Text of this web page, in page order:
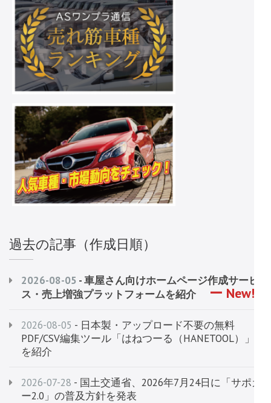
過去の記事（作成日順）
2026-07-28 - 国土交通省、2026年7月24日に「サポカ
ー2.0」の普及方針を発表
2026-08-05 - 日本製・アップロード不要の無料
PDF/CSV編集ツール「はねつーる（HANETOOL）」
を紹介
2026-08-05 - 車屋さん向けホームページ作成サービ
ス・売上増強プラットフォームを紹介